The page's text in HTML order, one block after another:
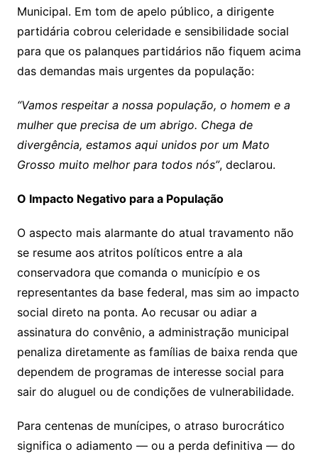
Municipal. Em tom de apelo público, a dirigente
partidária cobrou celeridade e sensibilidade social
para que os palanques partidários não fiquem acima
das demandas mais urgentes da população:
“Vamos respeitar a nossa população, o homem e a
mulher que precisa de um abrigo. Chega de
divergência, estamos aqui unidos por um Mato
Grosso muito melhor para todos nós”, declarou.
O Impacto Negativo para a População
O aspecto mais alarmante do atual travamento não
se resume aos atritos políticos entre a ala
conservadora que comanda o município e os
representantes da base federal, mas sim ao impacto
social direto na ponta. Ao recusar ou adiar a
assinatura do convênio, a administração municipal
penaliza diretamente as famílias de baixa renda que
dependem de programas de interesse social para
sair do aluguel ou de condições de vulnerabilidade.
Para centenas de munícipes, o atraso burocrático
significa o adiamento — ou a perda definitiva — do